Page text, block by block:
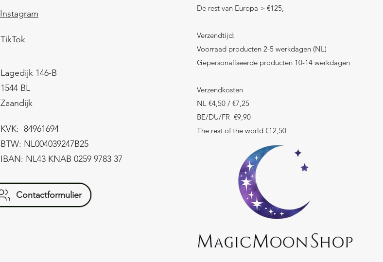
Instagram
TikTok
Lagedijk 146-B
1544 BL
Zaandijk
KVK: 84961694
BTW: NL004039247B25
IBAN: NL43 KNAB 0259 9783 37
Contactformulier
De rest van Europa > €125,-
Verzendtijd:
Voorraad producten 2-5 werkdagen (NL)
Gepersonaliseerde producten 10-14 werkdagen
Verzendkosten
NL €4,50 / €7,25
BE/DU/FR €9,90
The rest of the world €12,50